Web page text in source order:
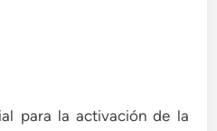
para la activación de la